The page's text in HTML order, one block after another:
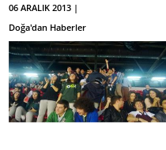
06 ARALIK 2013 |
Doğa'dan Haberler